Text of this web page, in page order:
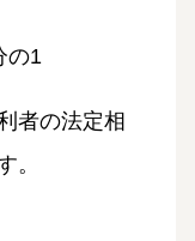
の1
者の法定相
。